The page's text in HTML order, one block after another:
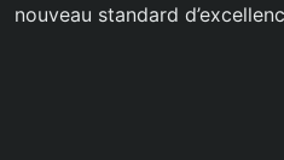
nouveau standard